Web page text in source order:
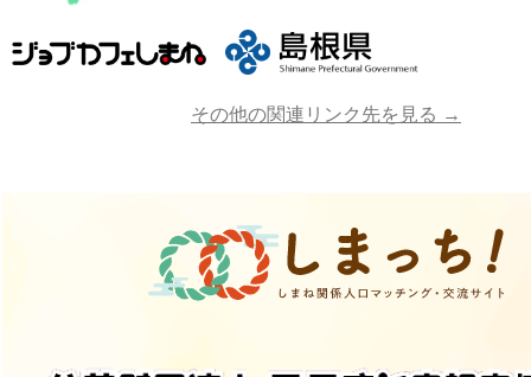
その他の関連リンク先を見る →